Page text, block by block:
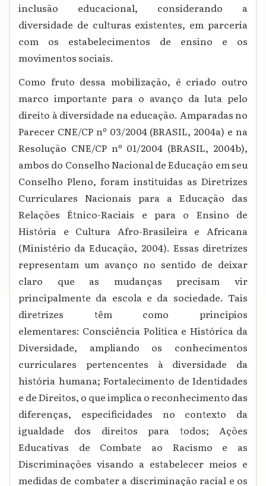
inclusão educacional, considerando a
diversidade de culturas existentes, em parceria
com os estabelecimentos de ensino e os
movimentos sociais.
Como fruto dessa mobilização, é criado outro
marco importante para o avanço da luta pelo
direito à diversidade na educação. Amparadas no
Parecer CNE/CP nº 03/2004 (BRASIL, 2004a) e na
Resolução CNE/CP nº 01/2004 (BRASIL, 2004b),
ambos do Conselho Nacional de Educação em seu
Conselho Pleno, foram instituídas as Diretrizes
Curriculares Nacionais para a Educação das
Relações Étnico-Raciais e para o Ensino de
História e Cultura Afro-Brasileira e Africana
(Ministério da Educação, 2004). Essas diretrizes
representam um avanço no sentido de deixar
claro que as mudanças precisam vir
principalmente da escola e da sociedade. Tais
diretrizes têm como princípios
elementares: Consciência Política e Histórica da
Diversidade, ampliando os conhecimentos
curriculares pertencentes à diversidade da
história humana; Fortalecimento de Identidades
e de Direitos, o que implica o reconhecimento das
diferenças, especificidades no contexto da
igualdade dos direitos para todos; Ações
Educativas de Combate ao Racismo e as
Discriminações visando a estabelecer meios e
medidas de combater a discriminação racial e os